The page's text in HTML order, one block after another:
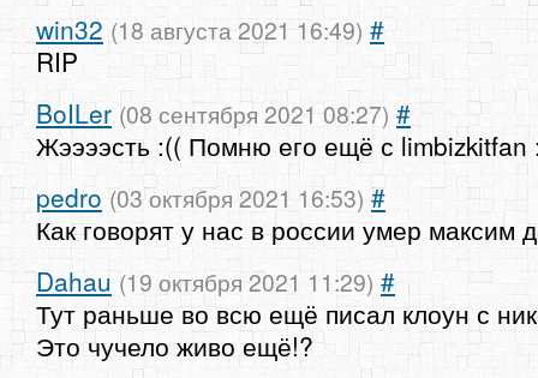
win32 (18 августа 2021 16:49) #
RIP
BoILer (08 сентября 2021 08:27) #
Жээээсть :(( Помню его ещё с limbizkitfan
pedro (03 октября 2021 16:53) #
Как говорят у нас в россии умер максим
Dahau (19 октября 2021 11:29) #
Тут раньше во всю ещё писал клоун с
Это чучело живо ещё!?